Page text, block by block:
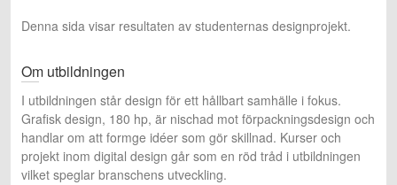
Denna sida visar resultaten av studenternas designprojekt.
Om utbildningen
I utbildningen står design för ett hållbart samhälle i fokus.
Grafisk design, 180 hp, är nischad mot förpackningsdesign och
handlar om att formge idéer som gör skillnad. Kurser och
projekt inom digital design går som en röd tråd i utbildningen
vilket speglar branschens utveckling.